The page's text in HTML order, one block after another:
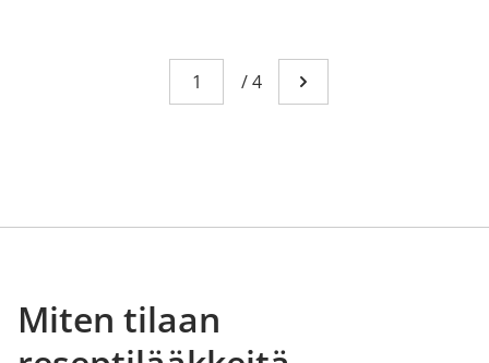
Sivu
You're currently reading page 1
/4 Mene seuraavalle
Miten tilaan